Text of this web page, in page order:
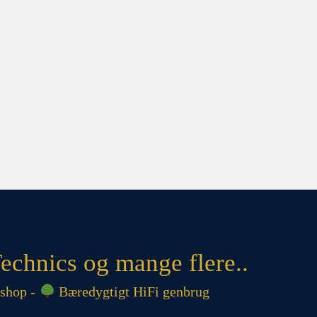
og mange flere..
- Bæredygtigt HiFi genbrug